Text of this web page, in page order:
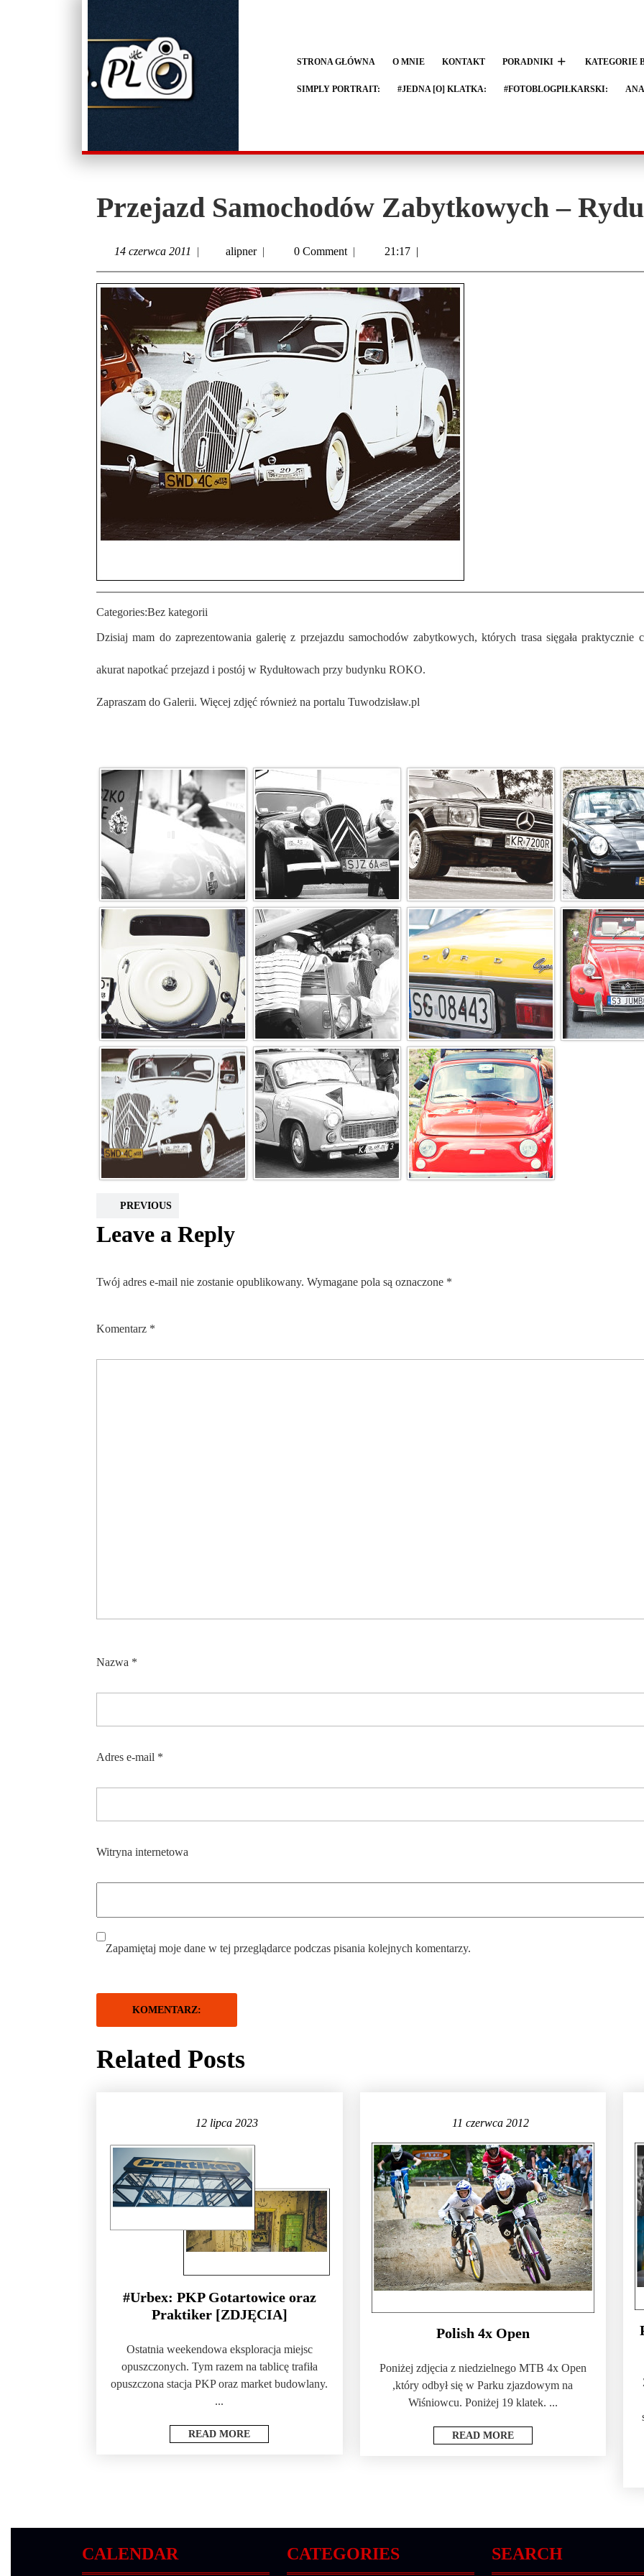
STRONA GŁÓWNA O MNIE KONTAKT PORADNIKI KATEGORIE
SIMPLY PORTRAIT: #JEDNA [O] KLATKA: #FOTOBLOGPIŁKARSKI:
Przejazd Samochodów Zabytkowych –
14 czerwca 2011 | alipner | 0 Comment | 21:17 |
Categories:Bez kategorii
Dzisiaj mam do zaprezentowania galerię z przejazdu samochodów zabytkowych, których trasa sięgała praktycznie całego powiatu wodzisławskiego. Mnie udało się
akurat napotkać przejazd i postój w Rydułtowach przy budynku ROKO.
Zapraszam do Galerii. Więcej zdjęć również na portalu Tuwodzisław.pl
PREVIOUS
Leave a Reply
Twój adres e-mail nie zostanie opublikowany. Wymagane pola są oznaczone *
Komentarz *
Nazwa *
Adres e-mail *
Witryna internetowa
Zapamiętaj moje dane w tej przeglądarce podczas pisania kolejnych komentarzy.
Related Posts
12 lipca 2023
#Urbex: PKP Gotartowice oraz
Praktiker [ZDJĘCIA]
Ostatnia weekendowa eksploracja miejsc
opuszczonych. Tym razem na tablicę trafiła
opuszczona stacja PKP oraz market budowlany.
...
READ MORE
11 czerwca 2012
Polish 4x Open
Poniżej zdjęcia z niedzielnego MTB 4x Open
,który odbył się w Parku zjazdowym na
Wiśniowcu. Poniżej 19 klatek. ...
READ MORE
CALENDAR CATEGORIES SEARCH